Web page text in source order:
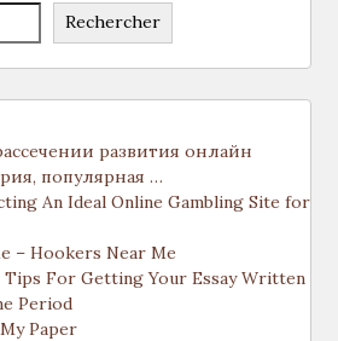
Rechercher
развития онлайн
популярная …
An Ideal Online Gambling Site for
– Hookers Near Me
Tips For Getting Your Essay Written
Period
Paper